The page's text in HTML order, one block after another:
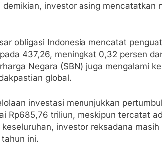
demikian, investor asing mencatatkan
obligasi Indonesia mencatat
437,26, meningkat 0,32 persen
Negara (SBN) juga mengalami
global.
investasi menunjukkan
Rp685,76 triliun, meskipun tercatat
investor reksadana
tahun ini.